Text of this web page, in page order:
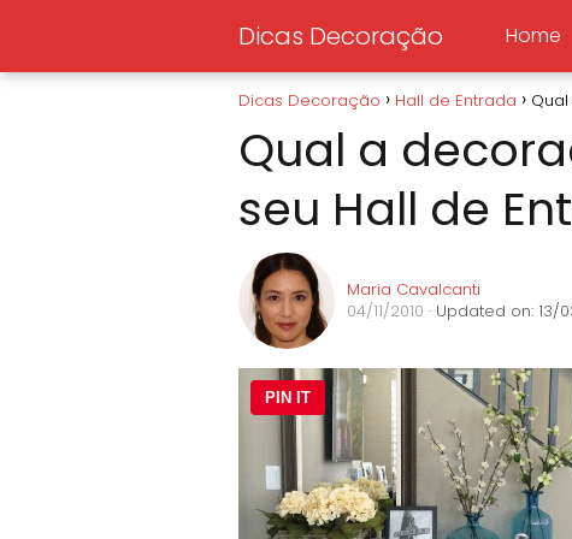
Dicas Decoração Home
Dicas Decoração Hall de Entrada
Qual a
seu Hall de
Maria Cavalcanti
04/11/2010 · Updated on: 13/
PIN IT